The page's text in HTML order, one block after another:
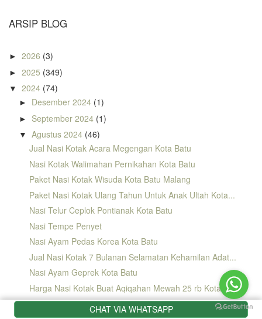
CHAT VIA WHATSAPP
ARSIP BLOG
► 2026 (3)
► 2025 (349)
▼ 2024 (74)
► Desember 2024 (1)
► September 2024 (1)
▼ Agustus 2024 (46)
Jual Nasi Kotak Acara Megengan Kota Batu
Nasi Kotak Walimahan Pernikahan Kota Batu
Paket Nasi Kotak Wisuda Kota Batu Malang
Paket Nasi Kotak Ulang Tahun Untuk Anak Ultah Kota...
Nasi Telur Ceplok Pontianak Kota Batu
Nasi Tempe Penyet
Nasi Ayam Pedas Korea Kota Batu
Jual Nasi Kotak 7 Bulanan Selamatan Kehamilan Adat...
Nasi Ayam Geprek Kota Batu
Harga Nasi Kotak Buat Aqiqahan Mewah 25 rb Kota Batu
Jual Nasi Kotak Tahlilan Orang meninggal Yasinan K...